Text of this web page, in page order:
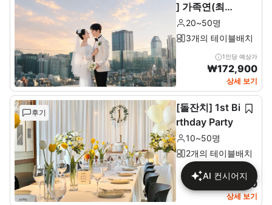
] 가족연(최소2
0~최대 50인)
20~50명
3개의 테이블배치
1인당 예상가
₩172,900
상세 보기
후기
[돌잔치] 1st Bi
rthday Party
10~50명
2개의 테이블배치
1인당 예상가
₩137,680
상세 보기
AI 컨시어지